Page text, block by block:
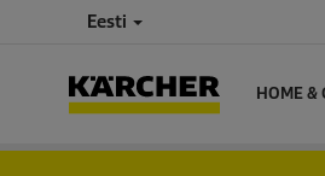
Eesti
HOME &